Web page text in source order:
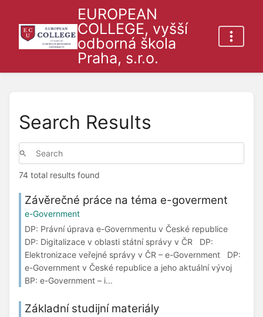
EUROPEAN
COLLEGE, vyšší
odborná škola
Praha, s.r.o.
Search Results
74 total results found
Závěrečné práce na téma e-goverment
e-Government
DP: Právní úprava e-Governmentu v České republice
DP: Digitalizace v oblasti státní správy v ČR DP:
Elektronizace veřejné správy v ČR – e-Government DP:
e-Government v České republice a jeho aktuální vývoj
BP: e-Government – i...
Základní studijní materiály